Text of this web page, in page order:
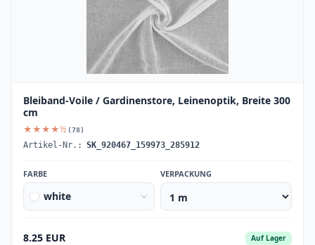
Bleiband-Voile / Gardinenstore, Leinenoptik, Breite 300
cm
★★★★½ (78)
Artikel-Nr.: SK_920467_159973_285912
FARBE
white
VERPACKUNG
8.25 EUR Auf Lager